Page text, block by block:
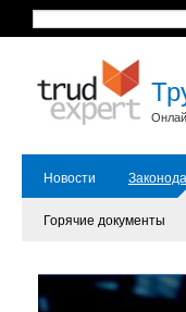
Новости
Горячие документы